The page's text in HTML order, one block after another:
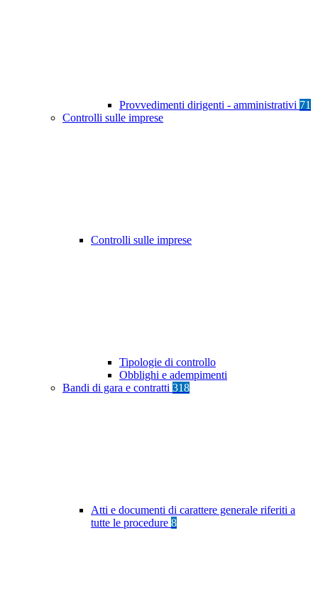
Provvedimenti dirigenti - amministrativi 71
Controlli sulle imprese
Controlli sulle imprese
Tipologie di controllo
Obblighi e adempimenti
Bandi di gara e contratti 318
Atti e documenti di carattere generale riferiti a
tutte le procedure 8